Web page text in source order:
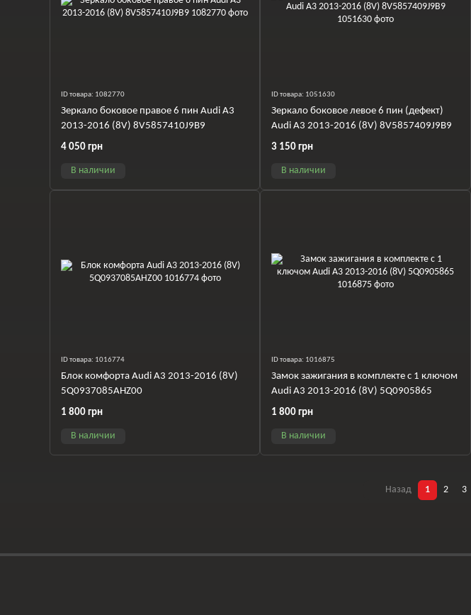
ID товара: 1082770
Зеркало боковое правое 6 пин Audi A3
2013-2016 (8V) 8V5857410J9B9
4 050 грн
В наличии
ID товара: 1051630
Зеркало боковое левое 6 пин (дефект)
Audi A3 2013-2016 (8V) 8V5857409J9B9
3 150 грн
В наличии
ID товара: 1016774
Блок комфорта Audi A3 2013-2016 (8V)
5Q0937085AHZ00
1 800 грн
В наличии
ID товара: 1016875
Замок зажигания в комплекте с 1 ключом
Audi A3 2013-2016 (8V) 5Q0905865
1 800 грн
В наличии
Назад 1 2 3